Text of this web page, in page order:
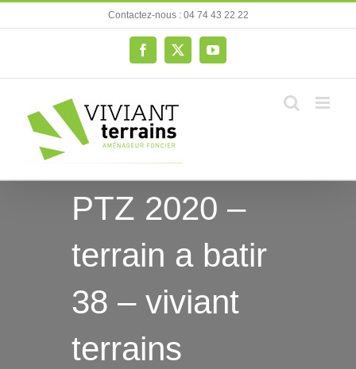
au
Contactez-nous : 04 74 43 22 22
Facebook
X YouTube
PTZ 2020 –
terrain a batir
38 – viviant
terrains